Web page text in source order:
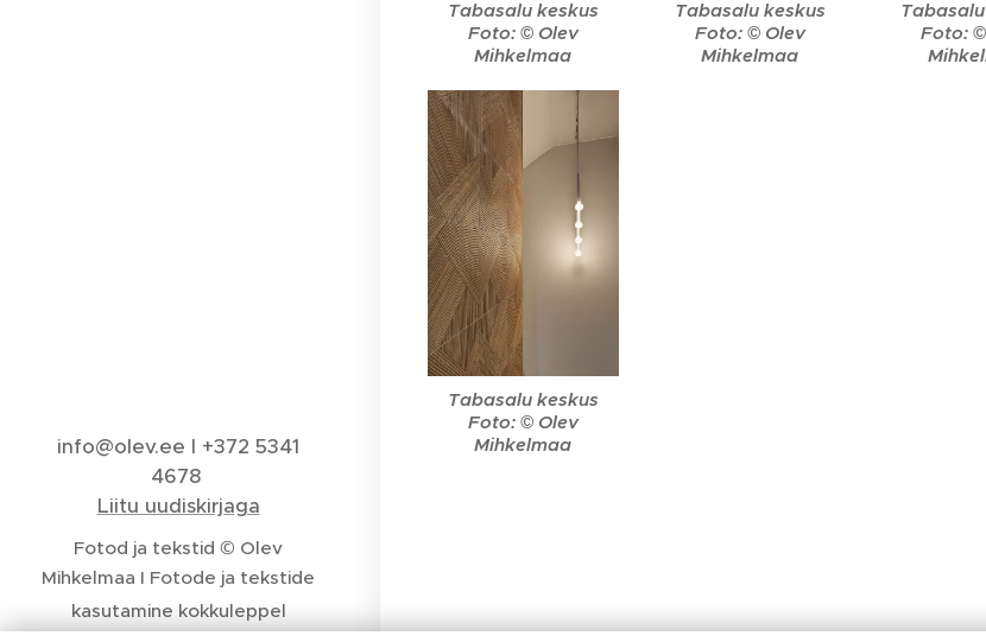
Tabasalu keskus
Foto: © Olev
Mihkelmaa
Tabasalu keskus
Foto: © Olev
Mihkelmaa
Foto:
Tabasalu keskus
Foto: © Olev
Mihkelmaa
info@olev.ee I +372 5341
4678
Liitu uudiskirjaga
Fotod ja tekstid © Olev
Mihkelmaa I Fotode ja tekstide
kasutamine kokkuleppel